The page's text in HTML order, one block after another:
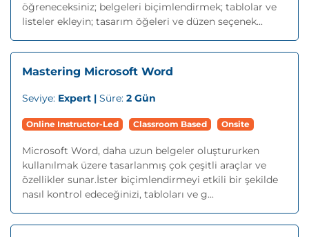
öğreneceksiniz; belgeleri biçimlendirmek; tablolar ve
listeler ekleyin; tasarım öğeleri ve düzen seçenek...
Mastering Microsoft Word
Seviye: Expert | Süre: 2 Gün
Online Instructor-Led Classroom Based Onsite
Microsoft Word, daha uzun belgeler oluştururken
kullanılmak üzere tasarlanmış çok çeşitli araçlar ve
özellikler sunar.İster biçimlendirmeyi etkili bir şekilde
nasıl kontrol edeceğinizi, tabloları ve g...